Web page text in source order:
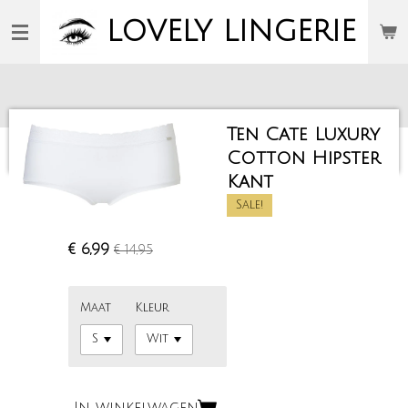
direct
LOVELY LINGERIE
Ten Cate Luxury
Cotton Hipster
Kant
Sale!
€ 6,99 € 14,95
Maat Kleur